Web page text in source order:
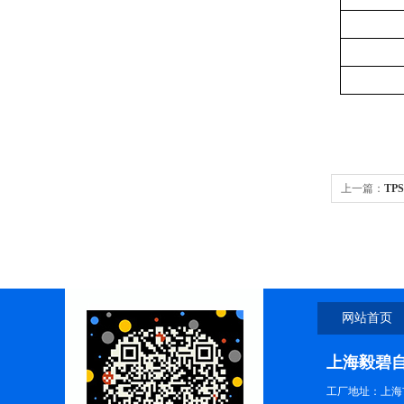
上一篇：
网站首页
上海毅碧
工厂地址：上